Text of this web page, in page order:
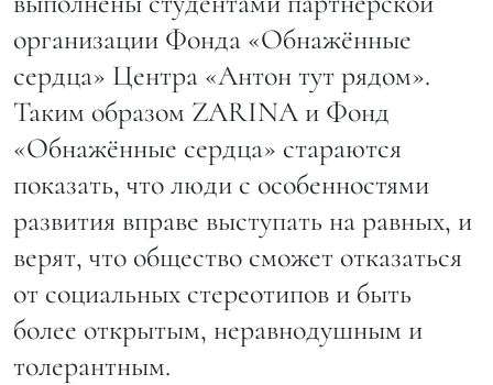
организации Фонда «Обнажённые
сердца» Центра «Антон тут рядом».
Таким образом ZARINA и Фонд
«Обнажённые сердца» стараются
показать, что люди с особенностями
развития вправе выступать на равных, и
верят, что общество сможет отказаться
от социальных стереотипов и быть
более открытым, неравнодушным и
толерантным.